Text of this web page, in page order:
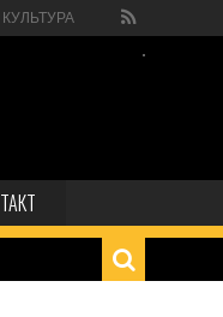
КУЛЬТУРА